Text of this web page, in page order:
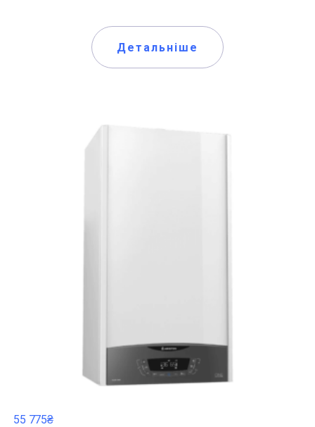
Детальніше
55 775₴